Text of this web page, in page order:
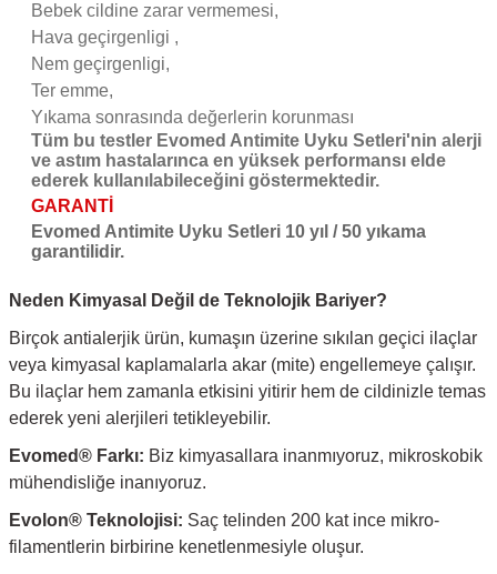
Bebek cildine zarar vermemesi,
Hava geçirgenligi ,
Nem geçirgenligi,
Ter emme,
Yıkama sonrasında değerlerin korunması
Tüm bu testler Evomed Antimite Uyku Setleri'nin alerji
ve astım hastalarınca en yüksek performansı elde
ederek kullanılabileceğini göstermektedir.
GARANTİ
Evomed Antimite Uyku Setleri 10 yıl / 50 yıkama
garantilidir.
Neden Kimyasal Değil de Teknolojik Bariyer?
Birçok antialerjik ürün, kumaşın üzerine sıkılan geçici ilaçlar
veya kimyasal kaplamalarla akar (mite) engellemeye çalışır.
Bu ilaçlar hem zamanla etkisini yitirir hem de cildinizle temas
ederek yeni alerjileri tetikleyebilir.
Evomed® Farkı: Biz kimyasallara inanmıyoruz, mikroskobik
mühendisliğe inanıyoruz.
Evolon® Teknolojisi: Saç telinden 200 kat ince mikro-
filamentlerin birbirine kenetlenmesiyle oluşur.